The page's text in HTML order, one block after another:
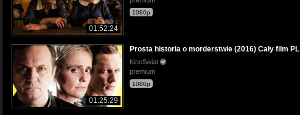
01:52:24
1080p
01:25:29
Prosta historia o morderstwie (2016) Cały film PL
KinoSwiat
premium
1080p